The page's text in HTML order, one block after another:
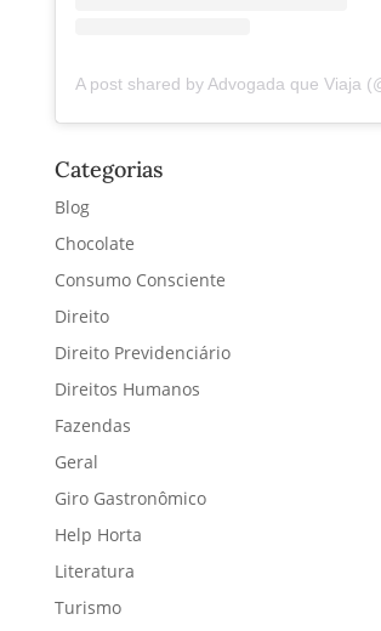
Categorias
Blog
Chocolate
Consumo Consciente
Direito
Direito Previdenciário
Direitos Humanos
Fazendas
Geral
Giro Gastronômico
Help Horta
Literatura
Turismo